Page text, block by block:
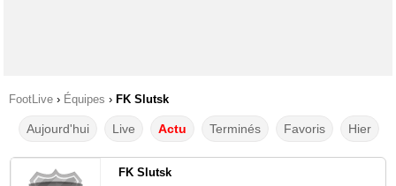
FootLive › Équipes › FK Slutsk
Aujourd'hui Live Actu Terminés Favoris Hier
FK Slutsk